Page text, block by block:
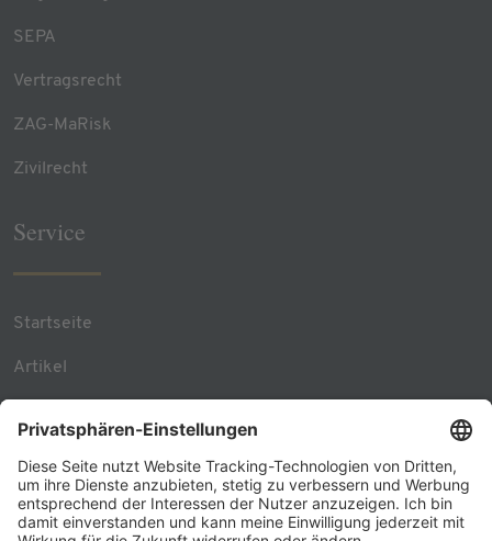
SEPA
Vertragsrecht
ZAG-MaRisk
Zivilrecht
Service
Startseite
Artikel
Kontakt